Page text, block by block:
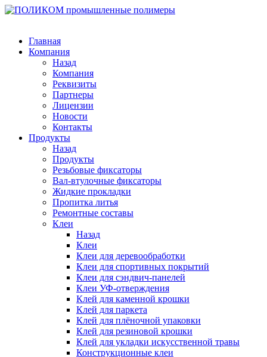
Главная
Компания
Назад
Компания
Реквизиты
Партнеры
Лицензии
Новости
Контакты
Продукты
Назад
Продукты
Резьбовые фиксаторы
Вал-втулочные фиксаторы
Жидкие прокладки
Пропитка литья
Ремонтные составы
Клеи
Назад
Клеи
Клеи для деревообработки
Клеи для спортивных покрытий
Клеи для сэндвич-панелей
Клеи УФ-отверждения
Клей для каменной крошки
Клей для паркета
Клей для плёночной упаковки
Клей для резиновой крошки
Клей для укладки искусственной травы
Конструкционные клеи